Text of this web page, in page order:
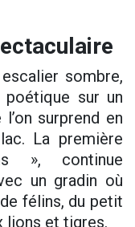
sombre,
poétique sur un
surprend en
La première
», continue
un gradin où
félins, du petit
lions et tigres.